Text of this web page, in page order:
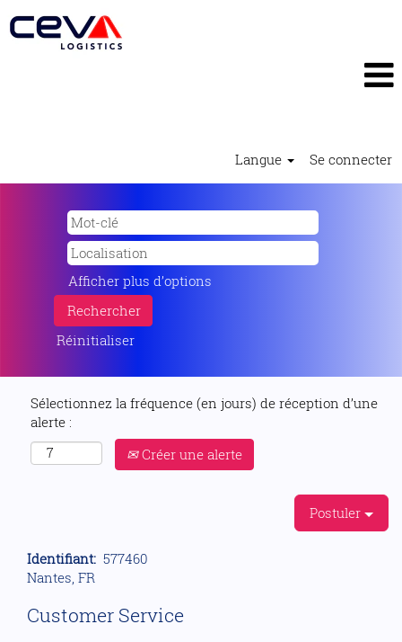
Langue Se connecter
Afficher plus d’options
Réinitialiser
Sélectionnez la fréquence (en jours) de réception d’une
alerte :
Créer une alerte
Postuler
Identifiant: 577460
Nantes, FR
Customer Service